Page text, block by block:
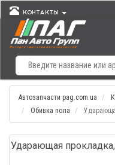
КОНТАКТЫ
Автозапчасти pag.com.ua
Обивка пола
Ударающая